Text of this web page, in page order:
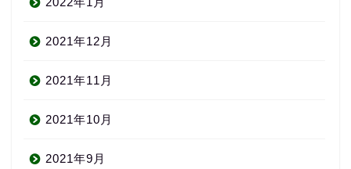
2021年12月
2021年11月
2021年10月
2021年9月